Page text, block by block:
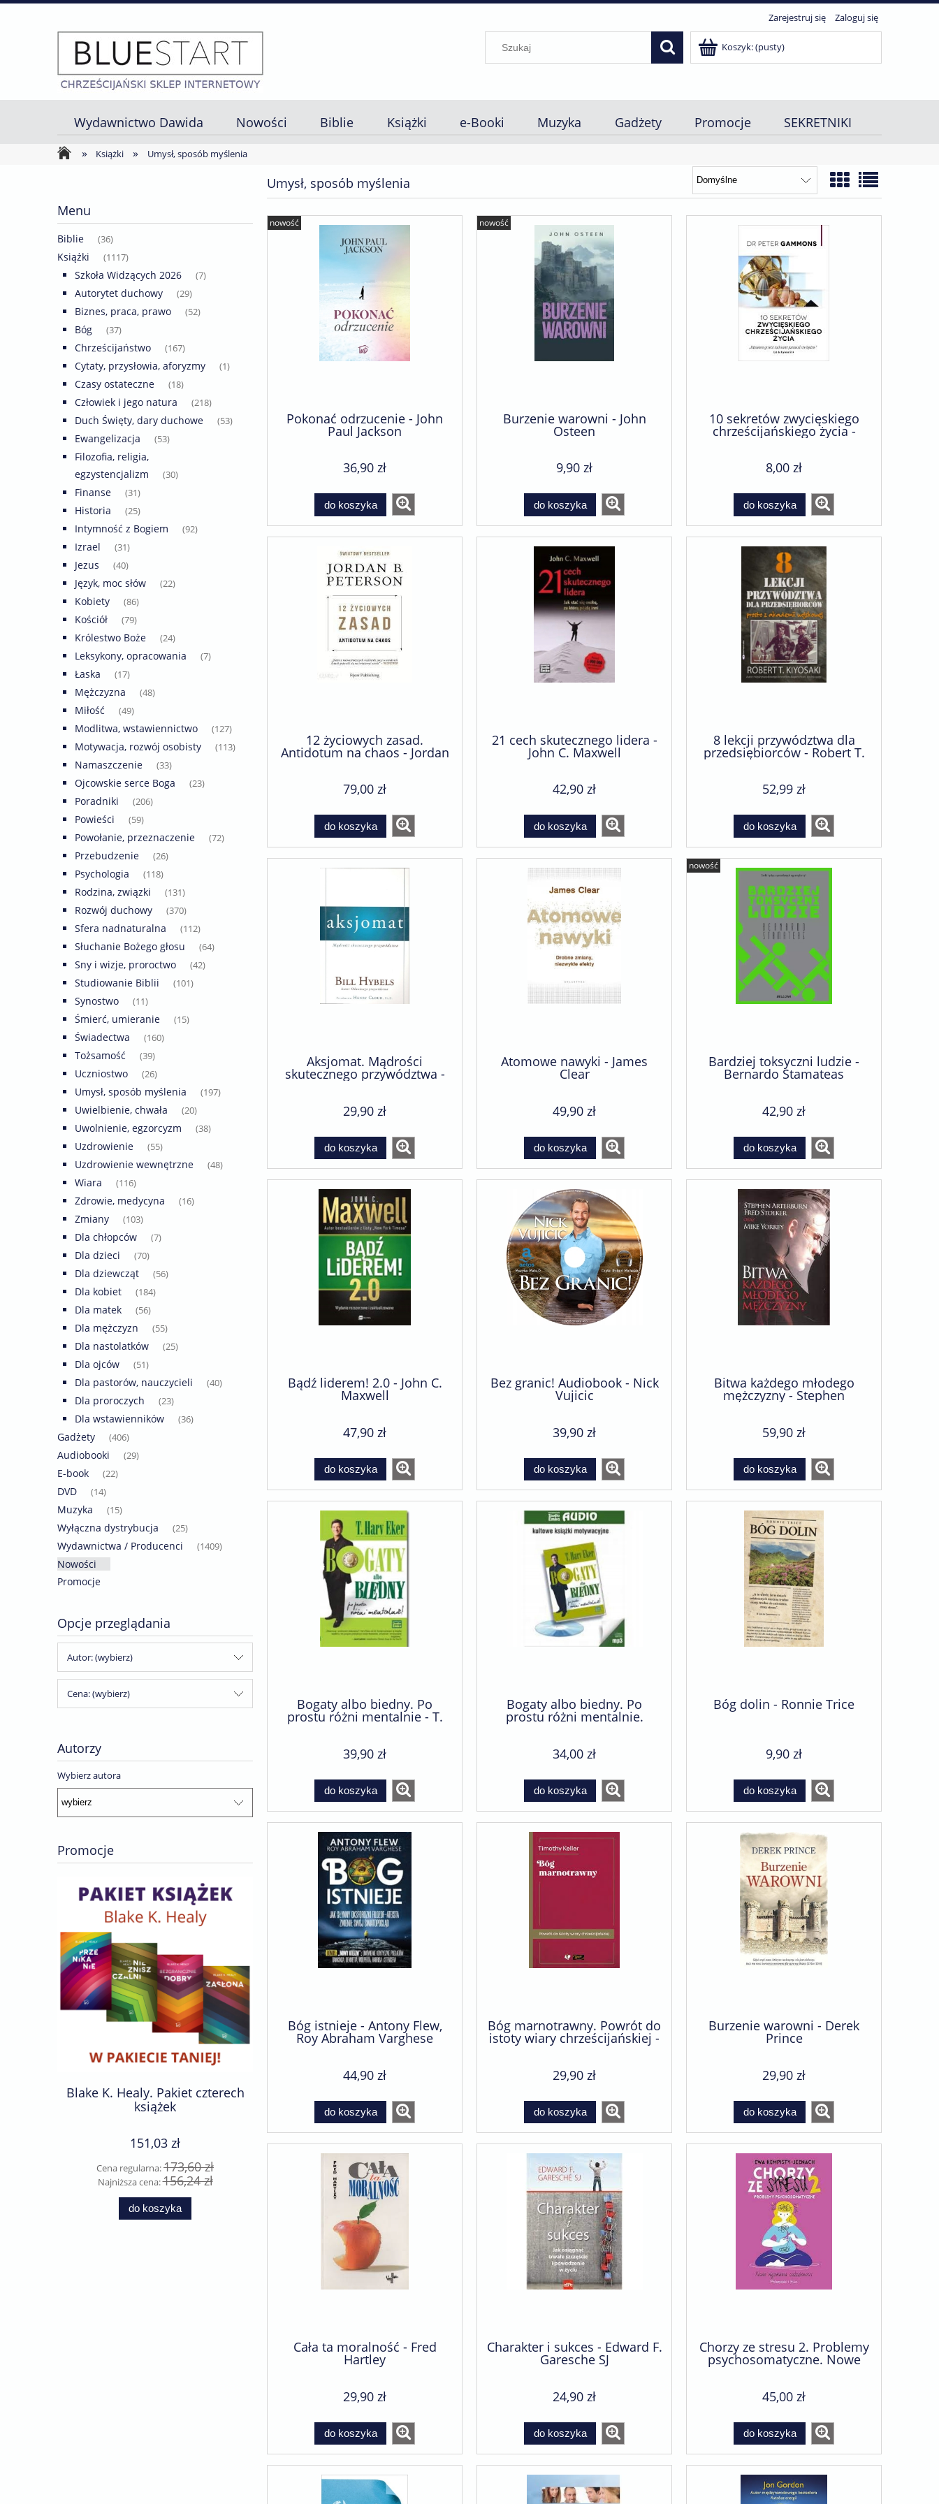
Zarejestruj się Zaloguj się
Koszyk:(pusty)
Wydawnictwo Dawida Nowości Biblie Książki e-Booki Muzyka Gadżety Promocje
SEKRETNIKI
Strona główna
» Książki » Umysł, sposób myślenia
Menu
Biblie (36)
Książki (1117)
Szkoła Widzących 2026 (7)
Autorytet duchowy (29)
Biznes, praca, prawo (52)
Bóg (37)
Chrześcijaństwo (167)
Cytaty, przysłowia, aforyzmy (1)
Czasy ostateczne (18)
Człowiek i jego natura (218)
Duch Święty, dary duchowe (53)
Ewangelizacja (53)
Filozofia, religia,
egzystencjalizm
(30)
Finanse (31)
Historia (25)
Intymność z Bogiem (92)
Izrael (31)
Jezus (40)
Język, moc słów (22)
Kobiety (86)
Kościół (79)
Królestwo Boże (24)
Leksykony, opracowania (7)
Łaska (17)
Mężczyzna (48)
Miłość (49)
Modlitwa, wstawiennictwo (127)
Motywacja, rozwój osobisty (113)
Namaszczenie (33)
Ojcowskie serce Boga (23)
Poradniki (206)
Powieści (59)
Powołanie, przeznaczenie (72)
Przebudzenie (26)
Psychologia (118)
Rodzina, związki (131)
Rozwój duchowy (370)
Sfera nadnaturalna (112)
Słuchanie Bożego głosu (64)
Sny i wizje, proroctwo (42)
Studiowanie Biblii (101)
Synostwo (11)
Śmierć, umieranie (15)
Świadectwa (160)
Tożsamość (39)
Uczniostwo (26)
Umysł, sposób myślenia (197)
Uwielbienie, chwała (20)
Uwolnienie, egzorcyzm (38)
Uzdrowienie (55)
Uzdrowienie wewnętrzne (48)
Wiara (116)
Zdrowie, medycyna (16)
Zmiany (103)
Dla chłopców (7)
Dla dzieci (70)
Dla dziewcząt (56)
Dla kobiet (184)
Dla matek (56)
Dla mężczyzn (55)
Dla nastolatków (25)
Dla ojców (51)
Dla pastorów, nauczycieli (40)
Dla proroczych (23)
Dla wstawienników (36)
Gadżety (406)
Audiobooki (29)
E-book (22)
DVD (14)
Muzyka (15)
Wyłączna dystrybucja (25)
Wydawnictwa / Producenci (1409)
Nowości
Promocje
Opcje przeglądania
Autor: (wybierz)
Cena: (wybierz)
Autorzy
Wybierz autora
Promocje
Blake K. Healy. Pakiet czterech
książek
151,03 zł
Cena regularna:173,60 zł
Najniższa cena:156,24 zł
do koszyka
książek dla dzieci
69,90 zł
Cena regularna:77,70 zł
Najniższa cena:77,10 zł
do koszyka
Umysł, sposób myślenia
Pokonać odrzucenie - John
Paul Jackson
36,90 zł
do koszyka
nowość
Burzenie warowni - John
Osteen
9,90 zł
do koszyka
nowość
10 sekretów zwycięskiego
chrześcijańskiego życia -
Peter Gammons
8,00 zł
do koszyka
12 życiowych zasad.
Antidotum na chaos - Jordan
79,00 zł
do koszyka
21 cech skutecznego lidera -
John C. Maxwell
42,90 zł
do koszyka
8 lekcji przywództwa dla
przedsiębiorców - Robert T.
52,99 zł
do koszyka
Aksjomat. Mądrości
skutecznego przywództwa -
Bill Hybels
29,90 zł
do koszyka
Atomowe nawyki - James
Clear
49,90 zł
do koszyka
Bardziej toksyczni ludzie -
Bernardo Stamateas
42,90 zł
do koszyka
nowość
Bądź liderem! 2.0 - John C.
Maxwell
47,90 zł
do koszyka
Bez granic! Audiobook - Nick
Vujicic
39,90 zł
do koszyka
Bitwa każdego młodego
mężczyzny - Stephen
Arterburn, Fred Stoeker, Mike
59,90 zł
do koszyka
Bogaty albo biedny. Po
prostu różni mentalnie - T.
39,90 zł
do koszyka
Bogaty albo biedny. Po
prostu różni mentalnie.
Audiobook - T. Harv Eker
34,00 zł
do koszyka
Bóg dolin - Ronnie Trice
9,90 zł
do koszyka
Bóg istnieje - Antony Flew,
Roy Abraham Varghese
44,90 zł
do koszyka
Bóg marnotrawny. Powrót do
istoty wiary chrześcijańskiej -
Timothy Keller
29,90 zł
do koszyka
Burzenie warowni - Derek
Prince
29,90 zł
do koszyka
Cała ta moralność - Fred
Hartley
29,90 zł
do koszyka
Charakter i sukces - Edward F.
Garesche SJ
24,90 zł
do koszyka
Chorzy ze stresu 2. Problemy
psychosomatyczne. Nowe
wyzwania codzienności - Ewa
45,00 zł
do koszyka